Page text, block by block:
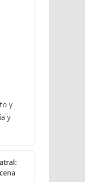
y
y